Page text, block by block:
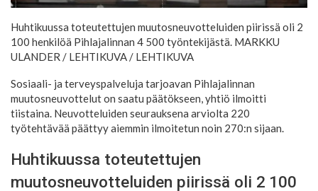
Huhtikuussa toteutettujen muutosneuvotteluiden piirissä oli 2
100 henkilöä Pihlajalinnan 4 500 työntekijästä. MARKKU
ULANDER / LEHTIKUVA/ LEHTIKUVA
Sosiaali- ja terveyspalveluja tarjoavan Pihlajalinnan
muutosneuvottelut on saatu päätökseen, yhtiö ilmoitti
tiistaina. Neuvotteluiden seurauksena arviolta 220
työtehtävää päättyy aiemmin ilmoitetun noin 270:n sijaan.
Huhtikuussa toteutettujen
muutosneuvotteluiden piirissä oli 2 100